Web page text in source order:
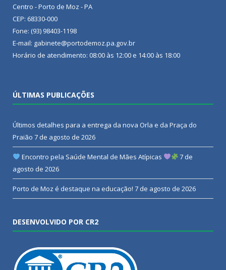
Centro - Porto de Moz - PA
CEP: 68330-000
Fone: (93) 98403-1198
E-mail: gabinete@portodemoz.pa.gov.br
Horário de atendimento: 08:00 às 12:00 e 14:00 às 18:00
ÚLTIMAS PUBLICAÇÕES
Últimos detalhes para a entrega da nova Orla e da Praça do
Praião 7 de agosto de 2026
Encontro pela Saúde Mental de Mães Atípicas
7 de
agosto de 2026
Porto de Moz é destaque na educação! 7 de agosto de 2026
DESENVOLVIDO POR CR2